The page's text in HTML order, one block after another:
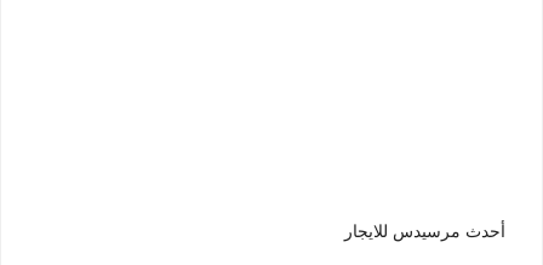
أحدث مرسيدس للايجار